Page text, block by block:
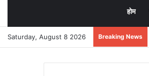
होम
Saturday, August 8 2026 Breaking News